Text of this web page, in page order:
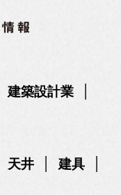
建築設計業 |
天井 | 建具 |